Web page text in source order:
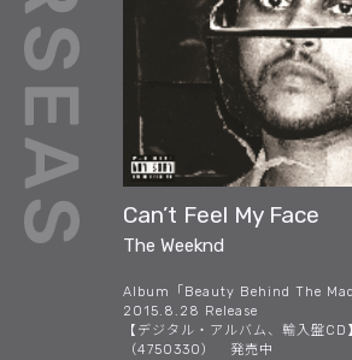
ONLINESHOP
Can’t Feel My Face
The Weeknd
Album「Beauty Behind The
2015.8.28 Release
【デジタル・アルバム、輸入盤CD
（4750330） 発売中